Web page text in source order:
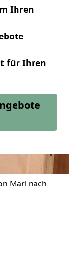
Ihren
für Ihren
Marl nach